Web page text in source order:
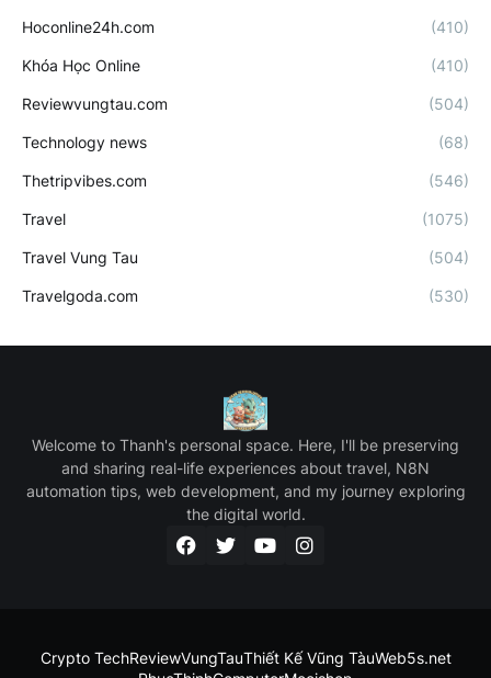
Hoconline24h.com (410)
Khóa Học Online (410)
Reviewvungtau.com (504)
Technology news (68)
Thetripvibes.com (546)
Travel (1075)
Travel Vung Tau (504)
Travelgoda.com (530)
Welcome to Thanh's personal space. Here, I'll be preserving
and sharing real-life experiences about travel, N8N
automation tips, web development, and my journey exploring
the digital world.
Crypto TechReviewVungTauThiết Kế Vũng TàuWeb5s.net